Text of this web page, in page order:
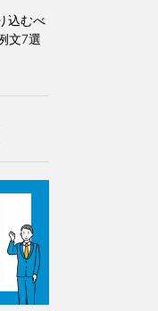
込むべ
文7選